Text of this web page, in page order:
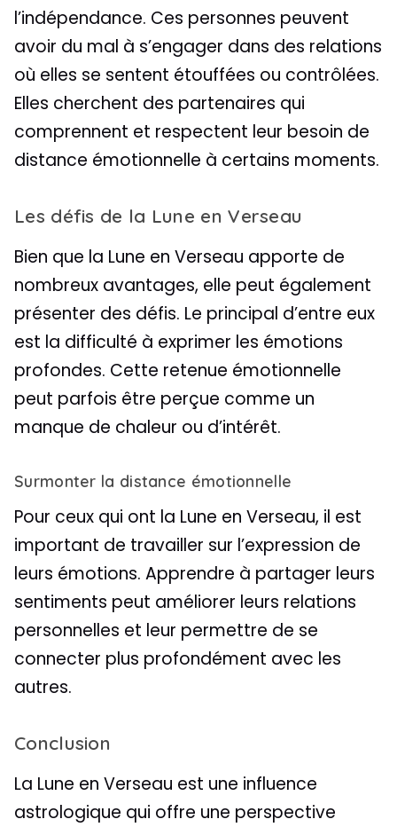
l’indépendance. Ces personnes peuvent
avoir du mal à s’engager dans des relations
où elles se sentent étouffées ou contrôlées.
Elles cherchent des partenaires qui
comprennent et respectent leur besoin de
distance émotionnelle à certains moments.
Les défis de la Lune en Verseau
Bien que la Lune en Verseau apporte de
nombreux avantages, elle peut également
présenter des défis. Le principal d’entre eux
est la difficulté à exprimer les émotions
profondes. Cette retenue émotionnelle
peut parfois être perçue comme un
manque de chaleur ou d’intérêt.
Surmonter la distance émotionnelle
Pour ceux qui ont la Lune en Verseau, il est
important de travailler sur l’expression de
leurs émotions. Apprendre à partager leurs
sentiments peut améliorer leurs relations
personnelles et leur permettre de se
connecter plus profondément avec les
autres.
Conclusion
La Lune en Verseau est une influence
astrologique qui offre une perspective